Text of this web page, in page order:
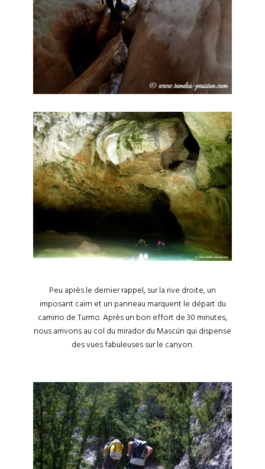
Peu après le dernier rappel, sur la rive droite, un
imposant cairn et un panneau marquent le départ du
camino de Turmo. Après un bon effort de 30 minutes,
nous arrivons au col du mirador du Mascún qui dispense
des vues fabuleuses sur le canyon.